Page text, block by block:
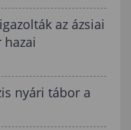
az ázsiai
nyári tábor a